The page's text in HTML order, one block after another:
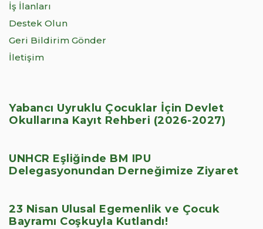
İş İlanları
Destek Olun
Geri Bildirim Gönder
İletişim
Yabancı Uyruklu Çocuklar İçin Devlet
Okullarına Kayıt Rehberi (2026-2027)
UNHCR Eşliğinde BM IPU
Delegasyonundan Derneğimize Ziyaret
23 Nisan Ulusal Egemenlik ve Çocuk
Bayramı Coşkuyla Kutlandı!